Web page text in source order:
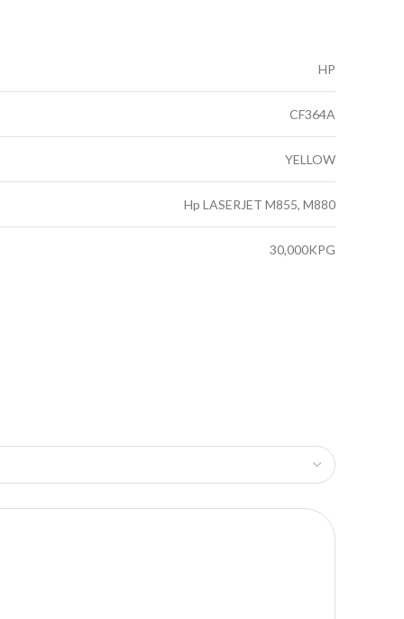
HP
CF364A
YELLOW
Hp LASERJET M855, M880
30,000KPG